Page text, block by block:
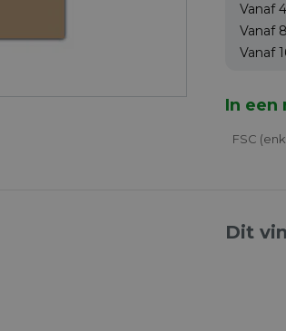
Vanaf 4
Vanaf 8
Vanaf
In een
FSC
Dit